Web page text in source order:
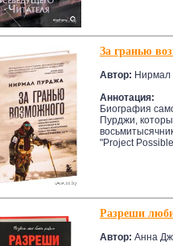
За гранью
Автор:
Аннотация:
Биография
Пурджи,
"Project
Разреши
Автор: Анна